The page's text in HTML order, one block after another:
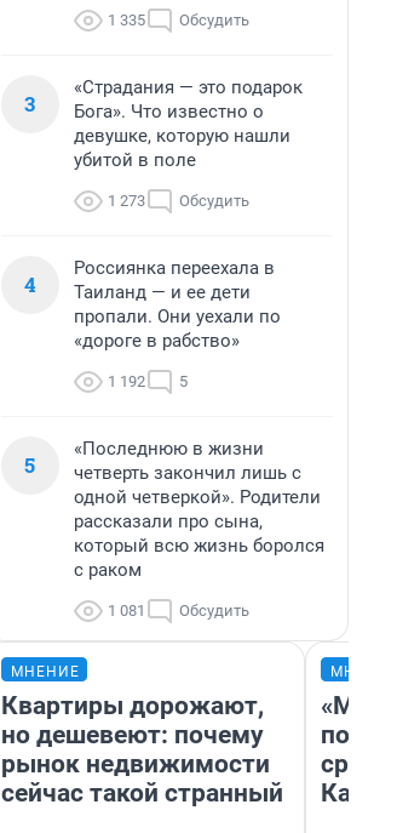
1 335 Обсудить
3
«Страдания — это подарок
Бога». Что известно о
девушке, которую нашли
убитой в поле
1 273 Обсудить
4
Россиянка переехала в
Таиланд — и ее дети
пропали. Они уехали по
«дороге в рабство»
1 192 5
5
«Последнюю в жизни
четверть закончил лишь с
одной четверкой». Родители
рассказали про сына,
который всю жизнь боролся
с раком
1 081 Обсудить
МНЕНИЕ
Квартиры дорожают,
но дешевеют: почему
рынок недвижимости
сейчас такой странный